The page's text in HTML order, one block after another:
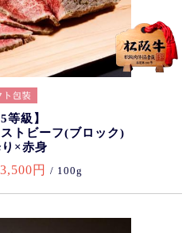
等級】
トビーフ(ブロック)
×赤身
3,500円 / 100g